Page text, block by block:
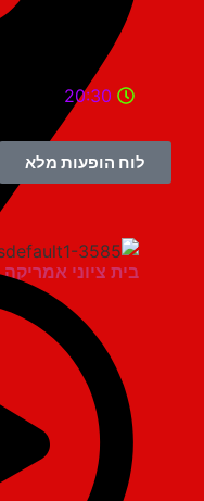
בית ציוני אמריקה תל
20:30
לוח הופעות מלא